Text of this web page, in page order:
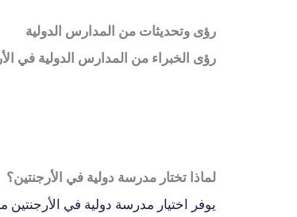
رؤى وتحديثات من المدارس الدولية
رؤى الخبراء من المدارس الدولية في
لماذا تختار مدرسة دولية في الأرجنتين؟
يوفر اختيار مدرسة دولية في الأرجنتين